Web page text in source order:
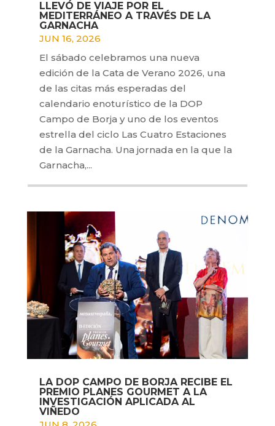
LLEVÓ DE VIAJE POR EL
MEDITERRÁNEO A TRAVÉS DE LA
GARNACHA
JUN 16, 2026
El sábado celebramos una nueva
edición de la Cata de Verano 2026, una
de las citas más esperadas del
calendario enoturístico de la DOP
Campo de Borja y uno de los eventos
estrella del ciclo Las Cuatro Estaciones
de la Garnacha. Una jornada en la que la
Garnacha,...
LA DOP CAMPO DE BORJA RECIBE EL
PREMIO PLANES GOURMET A LA
INVESTIGACIÓN APLICADA AL
VIÑEDO